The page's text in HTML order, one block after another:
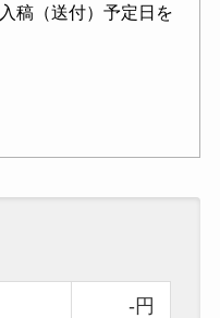
稿（送付）予定日を
-円